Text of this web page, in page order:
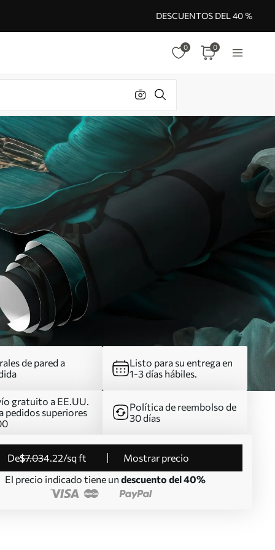
DESCUENTOS DEL 40 %
0 0
de pared a
Listo para su entrega en
1-3 días hábiles.
gratuito a EE.UU.
pedidos superiores
Política de reembolso de
30 días
de$7.034.22/sq ft
Mostrar precio
El precio indicado tiene un descuento del 40%